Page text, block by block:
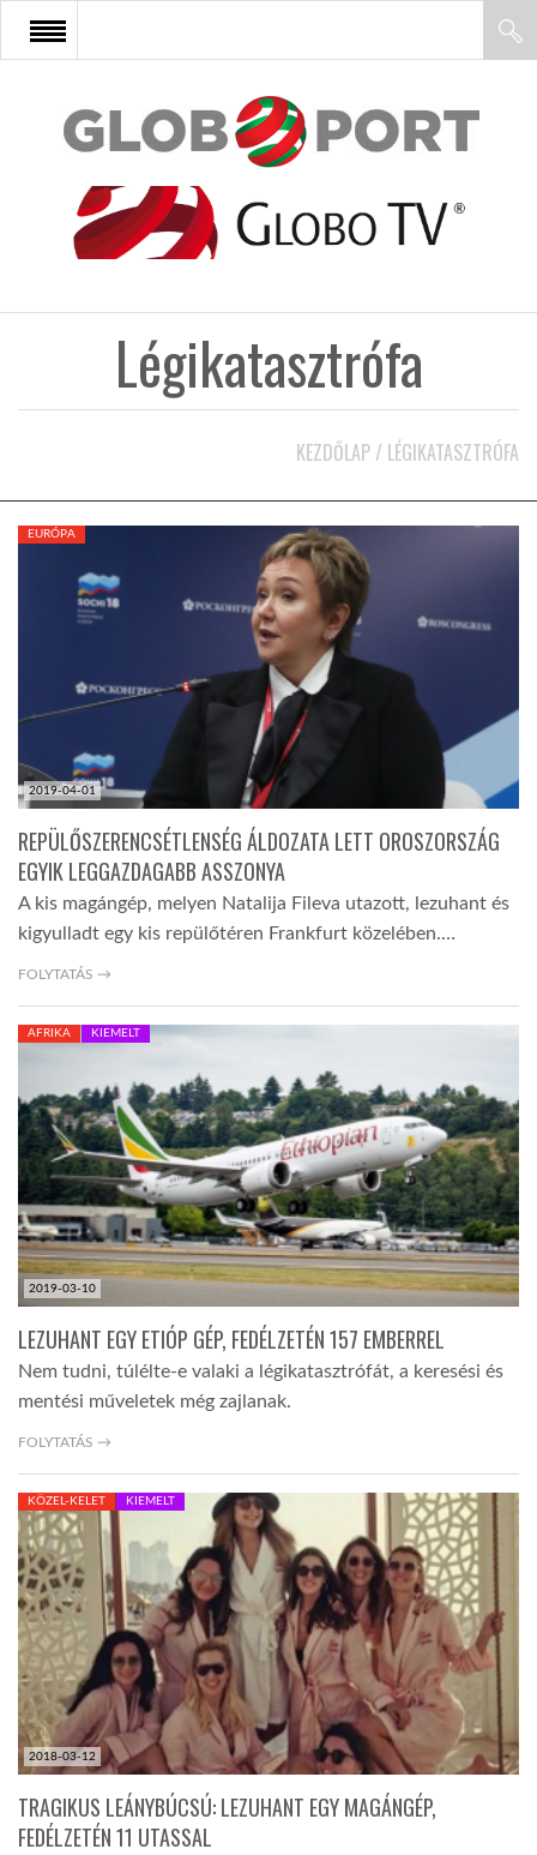
FŐOLDAL
AFRIKA
KÖZEL-KELET
GLOBOTV BP
TROPICALMAGAZIN
GLOBOTV
AFRIKA TUDÁSTÁR
LINKTR.EE
GLOBOZSARU
DOBRAVERO.HU
LATIMO.HU
GLOBOBOOK
Légikatasztrófa
KEZDŐLAP / LÉGIKATASZTRÓFA
2019-04-01
EURÓPA
REPÜLŐSZERENCSÉTLENSÉG ÁLDOZATA LETT OROSZORSZÁG
EGYIK LEGGAZDAGABB ASSZONYA
A kis magángép, melyen Natalija Fileva utazott, lezuhant és
kigyulladt egy kis repülőtéren Frankfurt közelében.…
FOLYTATÁS →
2019-03-10
AFRIKA KIEMELT
LEZUHANT EGY ETIÓP GÉP, FEDÉLZETÉN 157 EMBERREL
Nem tudni, túlélte-e valaki a légikatasztrófát, a keresési és
mentési műveletek még zajlanak.
FOLYTATÁS →
2018-03-12
KÖZEL-KELET KIEMELT
TRAGIKUS LEÁNYBÚCSÚ: LEZUHANT EGY MAGÁNGÉP,
FEDÉLZETÉN 11 UTASSAL